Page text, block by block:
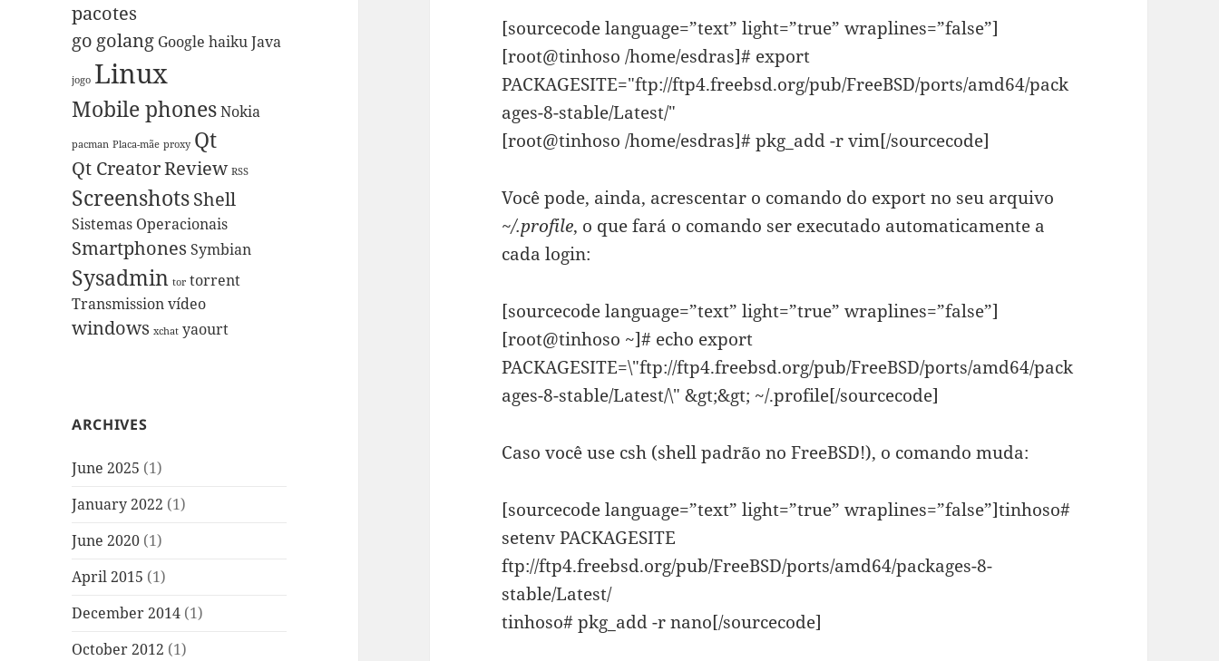
pacotes
go golang Google haikuJava
jogo Linux
Mobile phonesNokia
pacman Placa-mãe proxy Qt
Qt CreatorReview RSS
ScreenshotsShell
Sistemas Operacionais
Smartphones Symbian
Sysadmin tor torrent
Transmissionvídeo
windows xchat yaourt
ARCHIVES
June 2025 (1)
January 2022 (1)
June 2020 (1)
April 2015 (1)
December 2014 (1)
October 2012 (1)
[sourcecode language=”text” light=”true” wraplines=”false”]
[root@tinhoso /home/esdras]# export
PACKAGESITE="ftp://ftp4.freebsd.org/pub/FreeBSD/ports/amd64/pack
ages-8-stable/Latest/"
[root@tinhoso /home/esdras]# pkg_add -r vim[/sourcecode]
Você pode, ainda, acrescentar o comando do export no seu arquivo
~/.profile, o que fará o comando ser executado automaticamente a
cada login:
[sourcecode language=”text” light=”true” wraplines=”false”]
[root@tinhoso ~]# echo export
PACKAGESITE=\"ftp://ftp4.freebsd.org/pub/FreeBSD/ports/amd64/pack
ages-8-stable/Latest/\" &gt;&gt; ~/.profile[/sourcecode]
Caso você use csh (shell padrão no FreeBSD!), o comando muda:
[sourcecode language=”text” light=”true” wraplines=”false”]tinhoso#
setenv PACKAGESITE
ftp://ftp4.freebsd.org/pub/FreeBSD/ports/amd64/packages-8-
stable/Latest/
tinhoso# pkg_add -r nano[/sourcecode]